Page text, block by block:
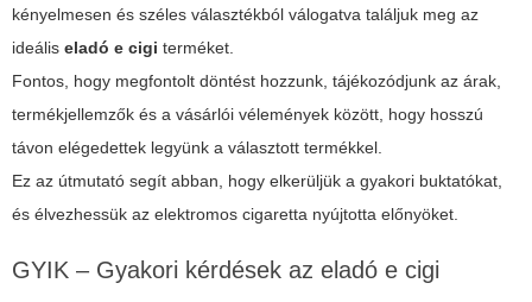
kényelmesen és széles választékból válogatva találjuk meg az
ideális eladó e cigi terméket.
Fontos, hogy megfontolt döntést hozzunk, tájékozódjunk az árak,
termékjellemzők és a vásárlói vélemények között, hogy hosszú
távon elégedettek legyünk a választott termékkel.
Ez az útmutató segít abban, hogy elkerüljük a gyakori buktatókat,
és élvezhessük az elektromos cigaretta nyújtotta előnyöket.
GYIK – Gyakori kérdések az eladó e cigi